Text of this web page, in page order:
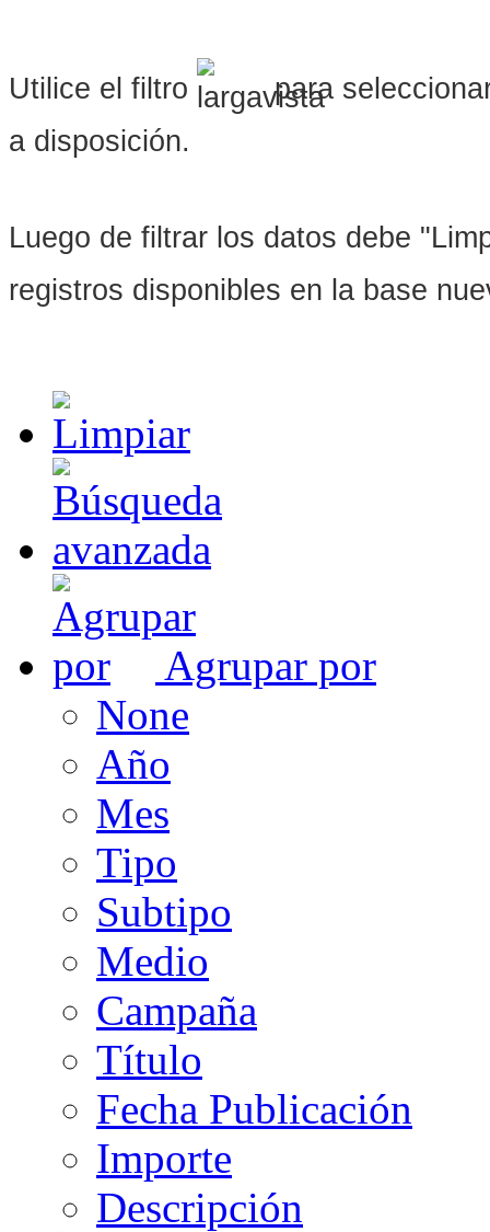
Utilice el filtro
para
a disposición.
Luego de filtrar los datos debe
registros disponibles en la base
Agrupar por
None
Año
Mes
Tipo
Subtipo
Medio
Campaña
Título
Fecha Publicación
Importe
Descripción